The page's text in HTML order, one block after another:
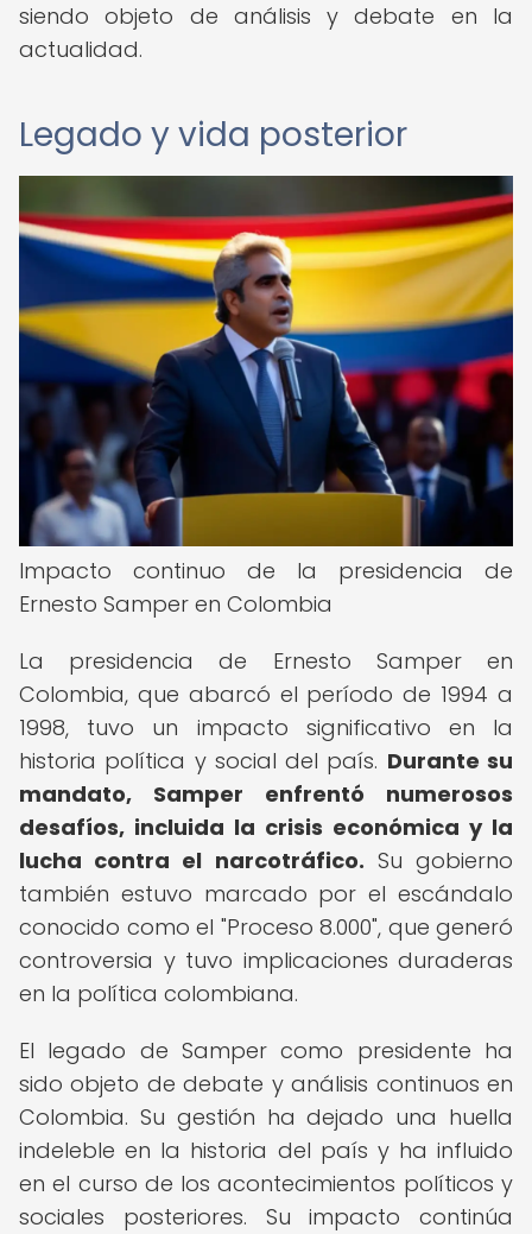
siendo objeto de análisis y debate en la
actualidad.
Legado y vida posterior
Impacto continuo de la presidencia de
Ernesto Samper en Colombia
La presidencia de Ernesto Samper en
Colombia, que abarcó el período de 1994 a
1998, tuvo un impacto significativo en la
historia política y social del país. Durante su
mandato, Samper enfrentó numerosos
desafíos, incluida la crisis económica y la
lucha contra el narcotráfico. Su gobierno
también estuvo marcado por el escándalo
conocido como el "Proceso 8.000", que generó
controversia y tuvo implicaciones duraderas
en la política colombiana.
El legado de Samper como presidente ha
sido objeto de debate y análisis continuos en
Colombia. Su gestión ha dejado una huella
indeleble en la historia del país y ha influido
en el curso de los acontecimientos políticos y
sociales posteriores. Su impacto continúa